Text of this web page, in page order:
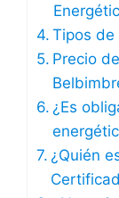
Tipos
Precio
¿Es
¿Quién